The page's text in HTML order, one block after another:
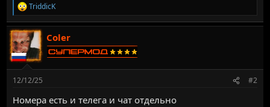
Р
е
а
к
ц
и
и
:
TriddicK
Coler
12/12/25 #2
Номера есть и телега и чат отдельно